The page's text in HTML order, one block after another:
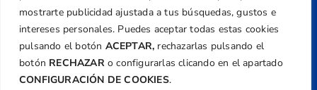
mostrarte publicidad ajustada a tus búsquedas, gustos e
intereses personales. Puedes aceptar todas estas cookies
pulsando el botón ACEPTAR, rechazarlas pulsando el
botón RECHAZARo configurarlas clicando en el apartado
CONFIGURACIÓN DE COOKIES.
Política de Privacidad
Transparencia
Normativa
Federación